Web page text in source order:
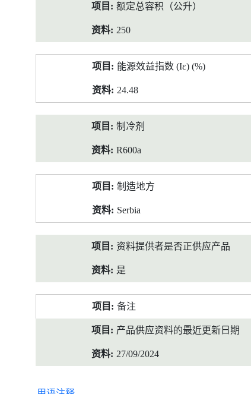
额定总容积（公升）
250
能源效益指数 (Iε) (%)
24.48
制冷剂
R600a
制造地方
Serbia
资料提供者是否正供应产品
是
备注
产品供应资料的最近更新日期
27/09/2024